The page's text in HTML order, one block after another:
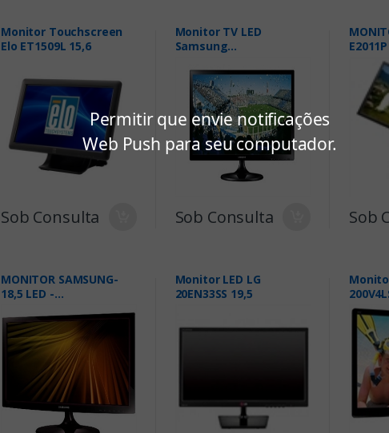
Permitir que envie notificações
Web Push para seu computador.
Monitor Touchscreen
Elo ET1509L 15,6
Sob Consulta
Monitor TV LED
Samsung
Sob Consulta Sob
MONITOR SAMSUNG-
18,5 LED -
Monitor LED LG
20EN33SS 19,5